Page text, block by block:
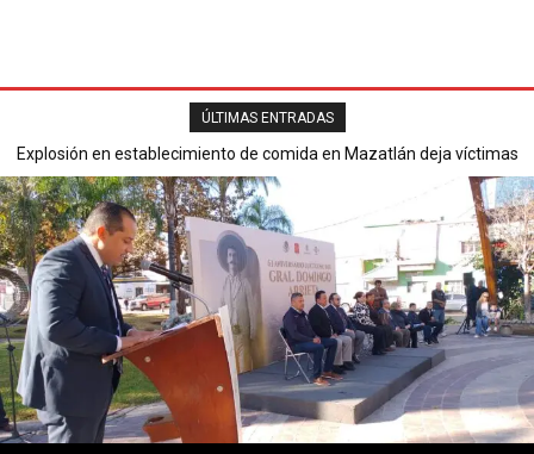
ÚLTIMAS ENTRADAS
Explosión en establecimiento de comida en Mazatlán deja víctimas
mortales y varios heridos.
Secretaría de Seguridad Pública reporta saldo blanco en
del Buen Fin 2025.